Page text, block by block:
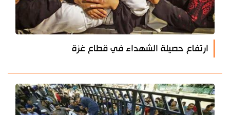
ارتفاع حصيلة الشهداء في قطاع غزة